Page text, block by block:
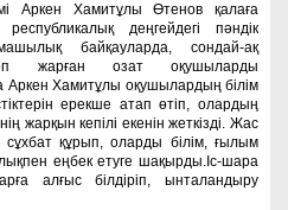
Аркен Хамитұлы Өтенов қалаға
деңгейдегі пәндік
байқауларда, сондай-ақ
жарған озат оқушыларды
Хамитұлы оқушылардың білім
ерекше атап өтіп, олардың
жарқын кепілі екенін жеткізді. Жас
құрып, оларды білім, ғылым
еңбек етуге шақырды.Іс-шара
алғыс білдіріп, ынталандыру